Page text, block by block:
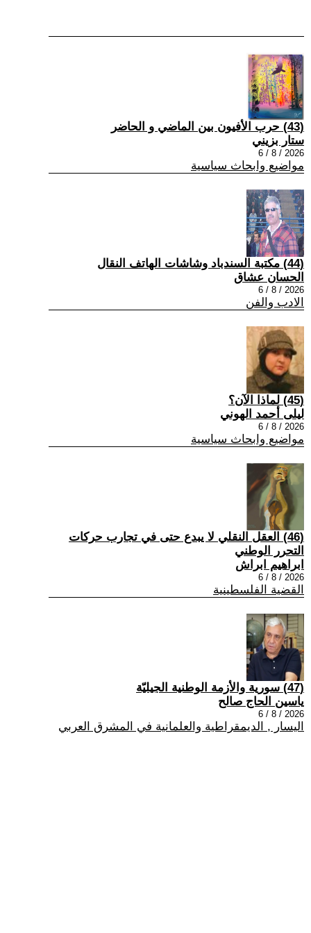
(43) حرب الأفيون بين الماضي و الحاضر
ستار بزيني
2026 / 8 / 6
مواضيع وابحاث سياسية
(44) مكتبة السندباد وشاشات الهاتف النقال
الحسان عشاق
2026 / 8 / 6
الادب والفن
(45) لماذا الآن؟
ليلى أحمد الهوني
2026 / 8 / 6
مواضيع وابحاث سياسية
(46) العقل النقلي لا يبدع حتى في تجارب حركات
التحرر الوطني
ابراهيم ابراش
2026 / 8 / 6
القضية الفلسطينية
(47) سورية والأزمة الوطنية الجيليّة
ياسين الحاج صالح
2026 / 8 / 6
اليسار , الديمقراطية والعلمانية في المشرق العربي